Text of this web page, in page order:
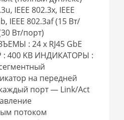
IEEE 802.3x, IEEE
IEEE 802.3af (15 Вт/
Вт/порт)
: 24 x RJ45 GbE
: 400 KB ИНДИКАТОРЫ :
на передней
порт — Link/Act
потоком